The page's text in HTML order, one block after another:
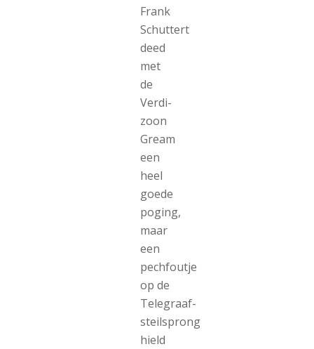
Frank
Schuttert
deed
met
de
Verdi-
zoon
Gream
een
heel
goede
poging,
maar
een
pechfoutje
op de
Telegraaf-
steilsprong
hield